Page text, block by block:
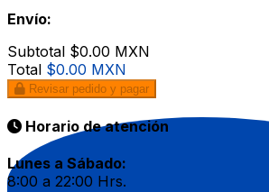
Envío:
Subtotal $0.00 MXN
Total $0.00 MXN
Revisar pedido y pagar
Horario de atención
Lunes a Sábado:
8:00 a 22:00 Hrs.